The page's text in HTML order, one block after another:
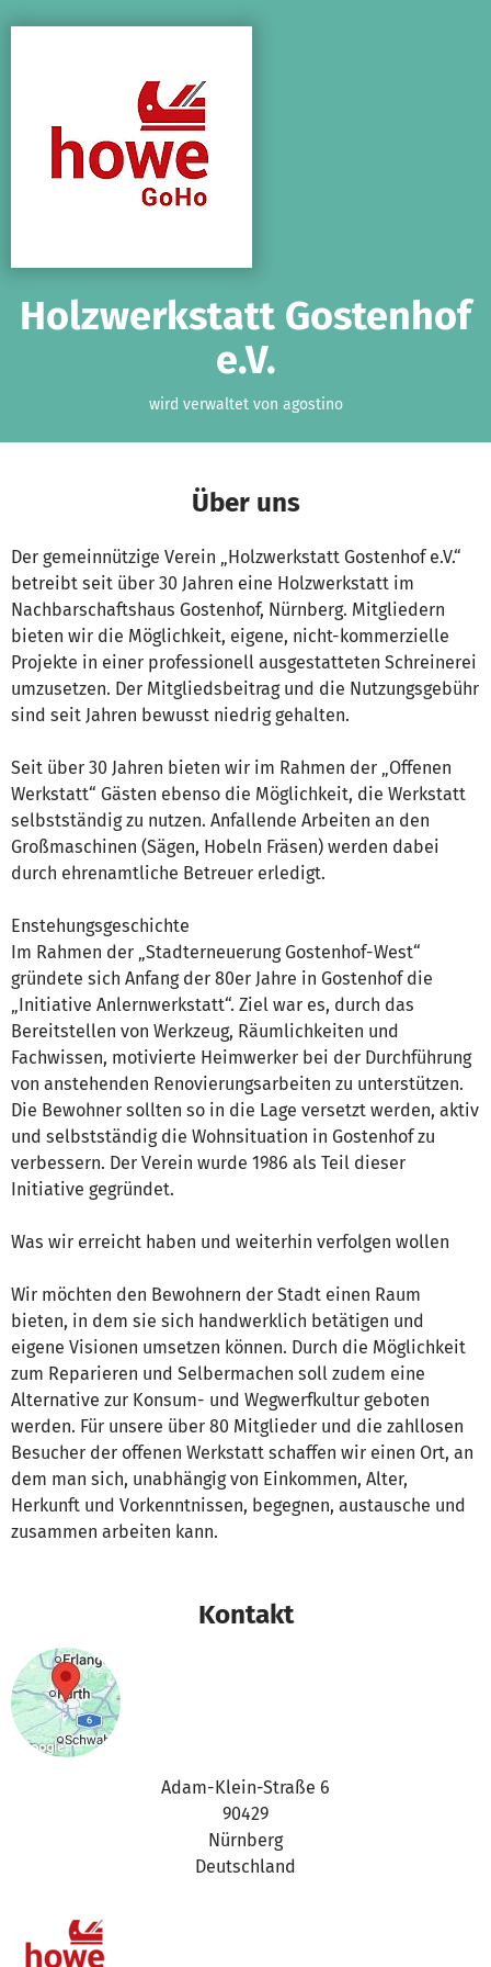
Holzwerkstatt Gostenhof
e.V.
wird verwaltet von agostino
Über uns
Der gemeinnützige Verein „Holzwerkstatt Gostenhof e.V.“
betreibt seit über 30 Jahren eine Holzwerkstatt im
Nachbarschaftshaus Gostenhof, Nürnberg. Mitgliedern
bieten wir die Möglichkeit, eigene, nicht-kommerzielle
Projekte in einer professionell ausgestatteten Schreinerei
umzusetzen. Der Mitgliedsbeitrag und die Nutzungsgebühr
sind seit Jahren bewusst niedrig gehalten.
Seit über 30 Jahren bieten wir im Rahmen der „Offenen
Werkstatt“ Gästen ebenso die Möglichkeit, die Werkstatt
selbstständig zu nutzen. Anfallende Arbeiten an den
Großmaschinen (Sägen, Hobeln Fräsen) werden dabei
durch ehrenamtliche Betreuer erledigt.
Enstehungsgeschichte
Im Rahmen der „Stadterneuerung Gostenhof-West“
gründete sich Anfang der 80er Jahre in Gostenhof die
„Initiative Anlernwerkstatt“. Ziel war es, durch das
Bereitstellen von Werkzeug, Räumlichkeiten und
Fachwissen, motivierte Heimwerker bei der Durchführung
von anstehenden Renovierungsarbeiten zu unterstützen.
Die Bewohner sollten so in die Lage versetzt werden, aktiv
und selbstständig die Wohnsituation in Gostenhof zu
verbessern. Der Verein wurde 1986 als Teil dieser
Initiative gegründet.
Was wir erreicht haben und weiterhin verfolgen wollen
Wir möchten den Bewohnern der Stadt einen Raum
bieten, in dem sie sich handwerklich betätigen und
eigene Visionen umsetzen können. Durch die Möglichkeit
zum Reparieren und Selbermachen soll zudem eine
Alternative zur Konsum- und Wegwerfkultur geboten
werden. Für unsere über 80 Mitglieder und die zahllosen
Besucher der offenen Werkstatt schaffen wir einen Ort, an
dem man sich, unabhängig von Einkommen, Alter,
Herkunft und Vorkenntnissen, begegnen, austausche und
zusammen arbeiten kann.
Kontakt
Adam-Klein-Straße 6
90429
Nürnberg
Deutschland